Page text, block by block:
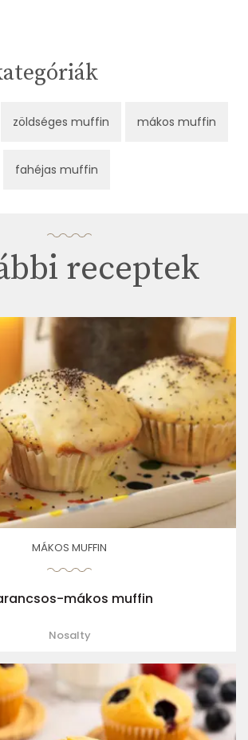
zöldséges muffin mákos muffin
fahéjas muffin
receptek
MÁKOS MUFFIN
mákos muffin
Nosalty